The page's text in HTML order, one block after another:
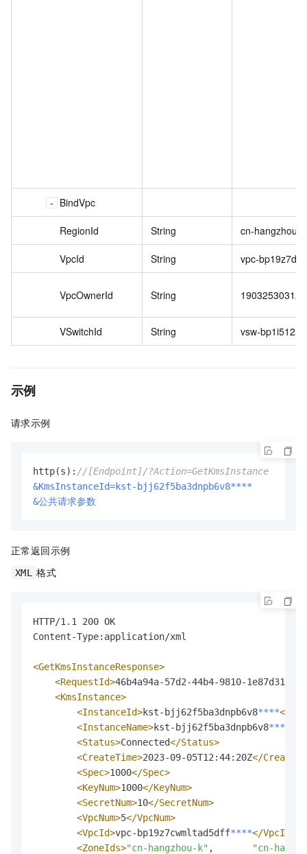
BindVpc
RegionId String cn-hangzhou
VpcId String vpc-
VpcOwnerId String
VSwitchId String vsw-
示例
请求示例
http(s): //[Endpoint]/?Action=GetKmsInstance
&KmsInstanceId=kst-bjj62f5ba3dnpb6v8****
&公共请求参数
正常返回示例
XML 格式
HTTP/1.1 200 OK
Content-Type:application/xml
<GetKmsInstanceResponse>
<RequestId>46b4a94a-57d2-44b4-9810-
<KmsInstance>
<InstanceId>kst-bjj62f5ba3dnpb6v8****</
<InstanceName>kst-bjj62f5ba3dnpb6v8***
<Status>Connected</Status>
<CreateTime>2023-09-05T12:44:20Z</
<Spec>1000</Spec>
<KeyNum>1000</KeyNum>
<SecretNum>10</SecretNum>
<VpcNum>5</VpcNum>
<VpcId>vpc-bp19z7cwmltad5dff****</VpcId>
<ZoneIds>"cn-hangzhou-k" ,
"cn-